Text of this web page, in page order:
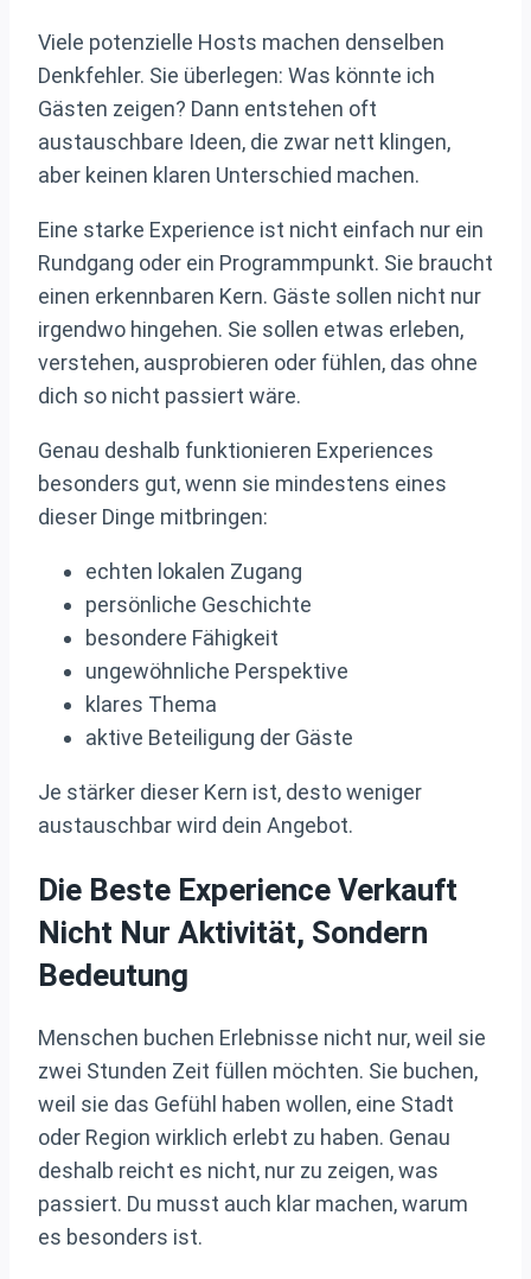
Viele potenzielle Hosts machen denselben
Denkfehler. Sie überlegen: Was könnte ich
Gästen zeigen? Dann entstehen oft
austauschbare Ideen, die zwar nett klingen,
aber keinen klaren Unterschied machen.
Eine starke Experience ist nicht einfach nur ein
Rundgang oder ein Programmpunkt. Sie braucht
einen erkennbaren Kern. Gäste sollen nicht nur
irgendwo hingehen. Sie sollen etwas erleben,
verstehen, ausprobieren oder fühlen, das ohne
dich so nicht passiert wäre.
Genau deshalb funktionieren Experiences
besonders gut, wenn sie mindestens eines
dieser Dinge mitbringen:
echten lokalen Zugang
persönliche Geschichte
besondere Fähigkeit
ungewöhnliche Perspektive
klares Thema
aktive Beteiligung der Gäste
Je stärker dieser Kern ist, desto weniger
austauschbar wird dein Angebot.
Die Beste Experience Verkauft
Nicht Nur Aktivität, Sondern
Bedeutung
Menschen buchen Erlebnisse nicht nur, weil sie
zwei Stunden Zeit füllen möchten. Sie buchen,
weil sie das Gefühl haben wollen, eine Stadt
oder Region wirklich erlebt zu haben. Genau
deshalb reicht es nicht, nur zu zeigen, was
passiert. Du musst auch klar machen, warum
es besonders ist.